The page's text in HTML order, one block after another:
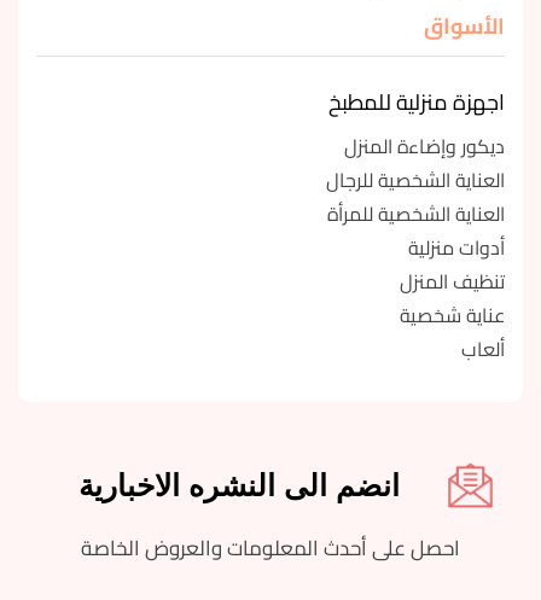
الأسواق
اجهزة منزلية للمطبخ
ديكور وإضاءة المنزل
العناية الشخصية للرجال
العناية الشخصية للمرأة
أدوات منزلية
تنظيف المنزل
عناية شخصية
ألعاب
انضم الى النشره الاخبارية
احصل على أحدث المعلومات والعروض الخاصة